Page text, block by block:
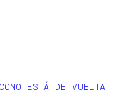
ESTÁ DE VUELTA